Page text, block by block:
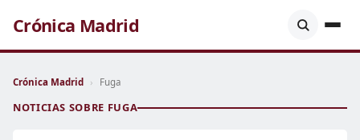
Crónica Madrid
Crónica Madrid › Fuga
NOTICIAS SOBRE FUGA